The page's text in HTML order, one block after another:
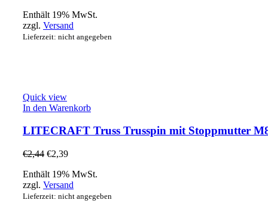
Enthält 19% MwSt.
zzgl. Versand
Lieferzeit: nicht angegeben
Quick view
In den Warenkorb
LITECRAFT Truss Trusspin mit Stoppmutter
€2,44 €2,39
Enthält 19% MwSt.
zzgl. Versand
Lieferzeit: nicht angegeben